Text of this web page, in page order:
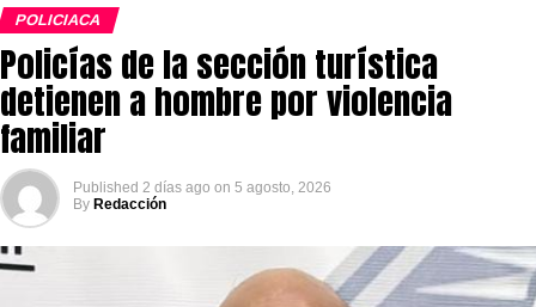
POLICIACA
Policías de la sección turística
detienen a hombre por violencia
familiar
Published 2 días ago on 5 agosto, 2026
By Redacción